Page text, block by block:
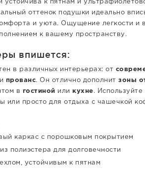
устойчива к пятнам и
оттенок подушки идеально
и уюта. Ощущение легкости и
к вашему пространству.
впишется:
в различных интерьерах: от
и прованс. Он отлично дополнит зоны
в гостиной или кухне. Используйте
или просто для отдыха с чашечкой
каркас с порошковым покрытием
полиэстера для долговечности
устойчивым к пятнам